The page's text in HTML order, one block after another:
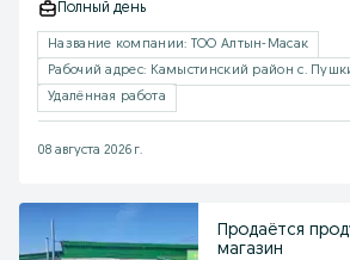
Полный день
Название компании: ТОО Алтын-Масак
Рабочий адрес: Камыстинский район с.
Удалённая работа
08 августа 2026 г.
Продаётся
магазин